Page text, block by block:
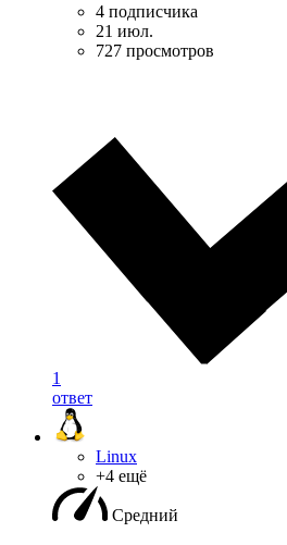
4 подписчика
21 июл.
727 просмотров
1
ответ
Linux
+4 ещё
Средний